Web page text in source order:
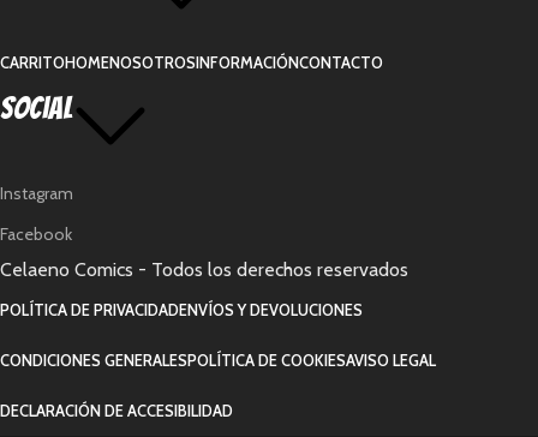
CARRITOHOMENOSOTROSINFORMACIÓNCONTACTO
Social
Instagram
Facebook
Celaeno Comics - Todos los derechos reservados
POLÍTICA DE PRIVACIDADENVÍOS Y DEVOLUCIONES
CONDICIONES GENERALESPOLÍTICA DE COOKIESAVISO LEGAL
DECLARACIÓN DE ACCESIBILIDAD